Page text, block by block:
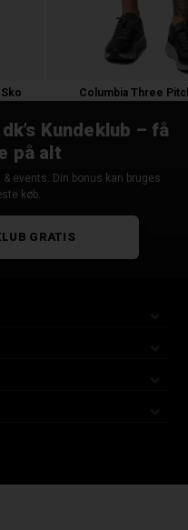
Columbia Three
Kundeklub – få
på alt
events. Din bonus kan bruges
køb.
GRATIS